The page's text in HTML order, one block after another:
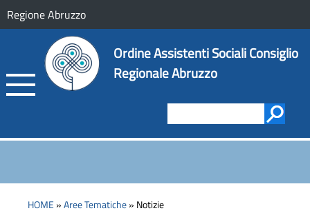
Regione Abruzzo
Ordine Assistenti Sociali Consiglio
Regionale Abruzzo
HOME »Aree Tematiche» Notizie